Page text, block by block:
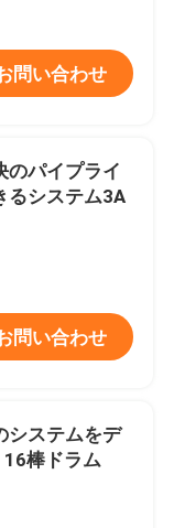
問い合わせ
のパイプライ
るシステム3A
問い合わせ
システムをデ
棒ドラム